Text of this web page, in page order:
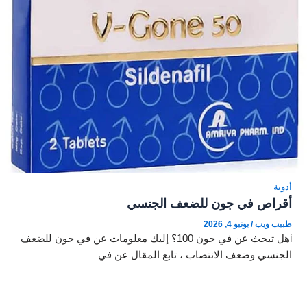
أدوية
أقراص في جون للضعف الجنسي
طبيب ويب/ يونيو 4, 2026
iهل تبحث عن في جون 100؟ إليك معلومات عن في جون للضعف
الجنسي وضعف الانتصاب ، تابع المقال عن في